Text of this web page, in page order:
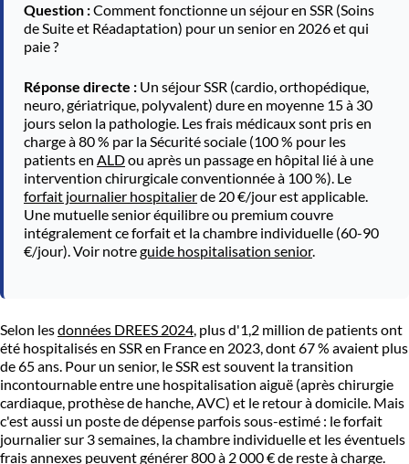
Question :Comment fonctionne un séjour en SSR (Soins
de Suite et Réadaptation) pour un senior en 2026 et qui
paie ?
Réponse directe : Un séjour SSR (cardio, orthopédique,
neuro, gériatrique, polyvalent) dure en moyenne 15 à 30
jours selon la pathologie. Les frais médicaux sont pris en
charge à 80 % par la Sécurité sociale (100 % pour les
patients en ALDou après un passage en hôpital lié à une
intervention chirurgicale conventionnée à 100 %). Le
forfait journalier hospitalierde 20 €/jour est applicable.
Une mutuelle senior équilibre ou premium couvre
intégralement ce forfait et la chambre individuelle (60-90
€/jour). Voir notreguide hospitalisation senior.
Selon lesdonnées DREES 2024, plus d'1,2 million de patients ont
été hospitalisés en SSR en France en 2023, dont 67 % avaient plus
de 65 ans. Pour un senior, le SSR est souvent la transition
incontournable entre une hospitalisation aiguë (après chirurgie
cardiaque, prothèse de hanche, AVC) et le retour à domicile. Mais
c'est aussi un poste de dépense parfois sous-estimé : le forfait
journalier sur 3 semaines, la chambre individuelle et les éventuels
frais annexes peuvent générer 800 à 2 000 € de reste à charge.